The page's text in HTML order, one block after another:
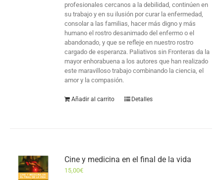
profesionales cercanos a la debilidad, continúen en
su trabajo y en su ilusión por curar la enfermedad,
consolar a las familias, hacer más digno y más
humano el rostro desanimado del enfermo o el
abandonado, y que se refleje en nuestro rostro
cargado de esperanza. Paliativos sin Fronteras da la
mayor enhorabuena a los autores que han realizado
este maravilloso trabajo combinando la ciencia, el
amor y la compasión.
Añadir al carrito Detalles
Cine y medicina en el final de la vida
15,00€